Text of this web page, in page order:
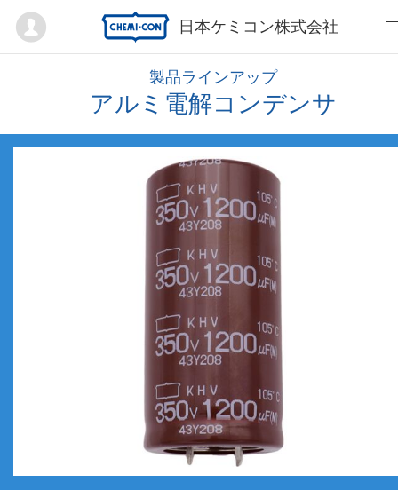
日本ケミコン株式会社
Mypage
製品ラインアップ
アルミ電解コンデンサ